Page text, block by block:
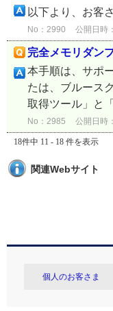
以下より、お客
No：2990 公開日時
完全メモリダン
本手順は、サポ
たは、ブルース
取得ツール」と
No：2985 公開日時
18件中 11 - 18 件を表示
関連Webサイト
個人のお客さま